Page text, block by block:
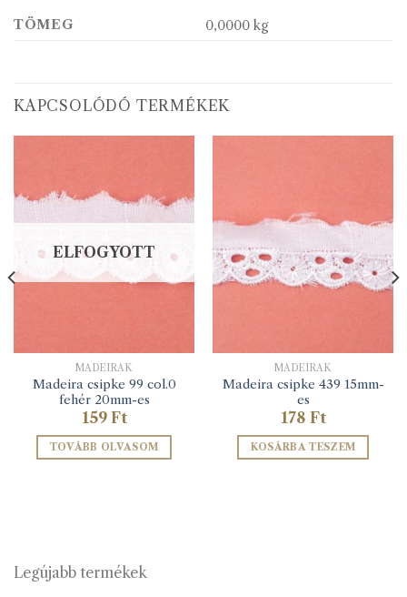
TÖMEG 0,0000 kg
KAPCSOLÓDÓ TERMÉKEK
ELFOGYOTT
MADEIRÁK
Madeira csipke 99 col.0
fehér 20mm-es
159 Ft
TOVÁBB OLVASOM
MADEIRÁK
Madeira csipke 439 15mm-
es
178 Ft
KOSÁRBA TESZEM
Legújabb termékek